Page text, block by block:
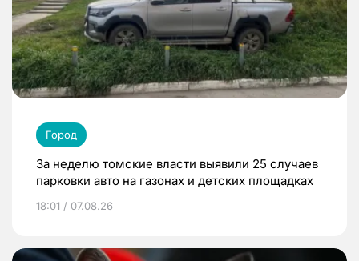
Город
За неделю томские власти выявили 25 случаев
парковки авто на газонах и детских площадках
18:01 / 07.08.26